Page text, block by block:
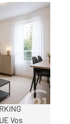
METRO
Vos